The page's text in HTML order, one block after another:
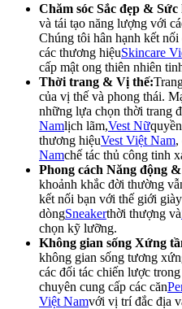
Chăm sóc Sắc đẹp & Sức
và tái tạo năng lượng với
Chúng tôi hân hạnh kết
các thương hiệuSkincare
cấp mật ong thiên nhiên
Thời trang & Vị thế:
của vị thế và phong thái.
những lựa chọn thời trang
Namlịch lãm,Vest Nữ
thương hiệuVest Việt Nam,
Namchế tác thủ công tinh
Phong cách Năng động
khoảnh khắc đời thường
kết nối bạn với thế giới
dòngSneakerthời thượng và
chọn kỹ lưỡng.
Không gian sống Xứng
không gian sống tương
các đối tác chiến lược
chuyên cung cấp các căn
Việt Namvới vị trí đắc địa